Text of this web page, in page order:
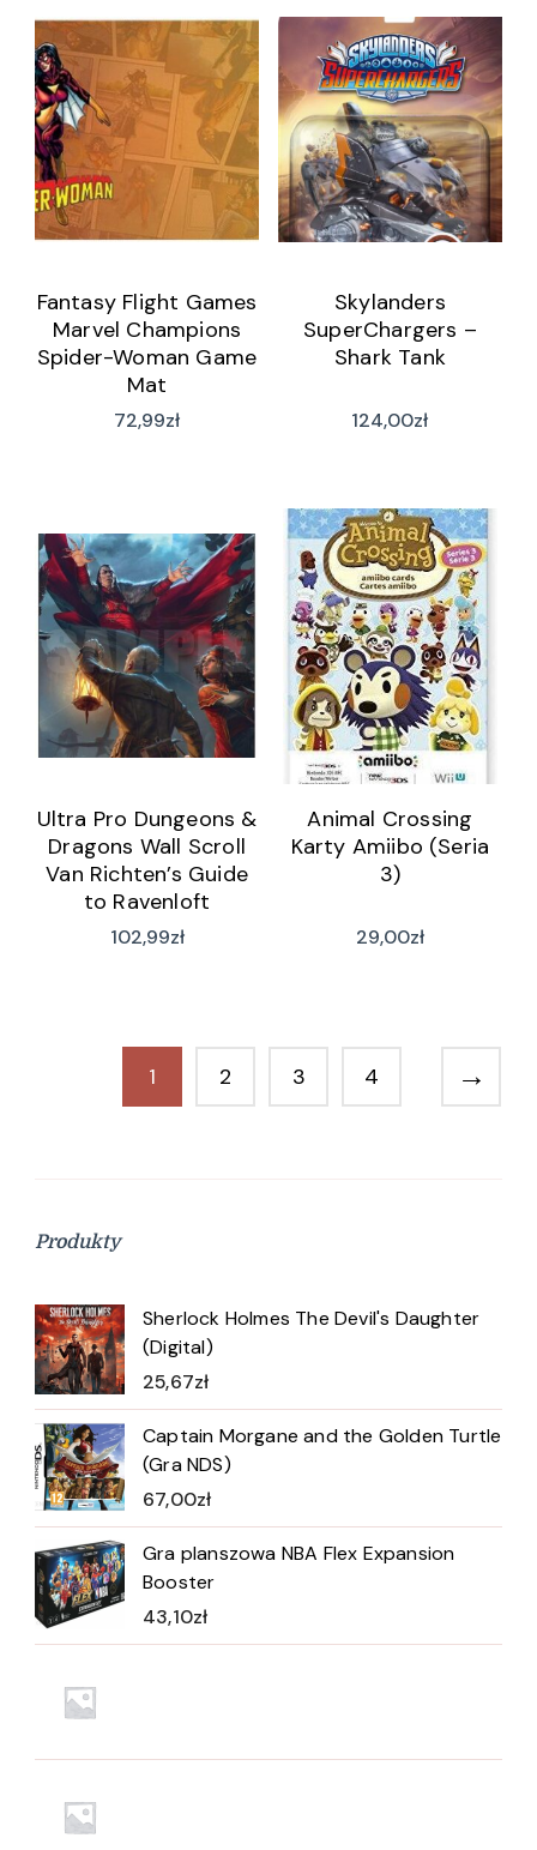
Fantasy Flight Games
Marvel Champions
Spider-Woman Game
Mat
72,99zł
Skylanders
SuperChargers –
Shark Tank
124,00zł
Ultra Pro Dungeons &
Dragons Wall Scroll
Van Richten’s Guide
to Ravenloft
102,99zł
Animal Crossing
Karty Amiibo (Seria
3)
29,00zł
1 2 3 4 →
Produkty
Sherlock Holmes The Devil's Daughter
(Digital)
25,67zł
Captain Morgane and the Golden Turtle
(Gra NDS)
67,00zł
Gra planszowa NBA Flex Expansion
Booster
43,10zł